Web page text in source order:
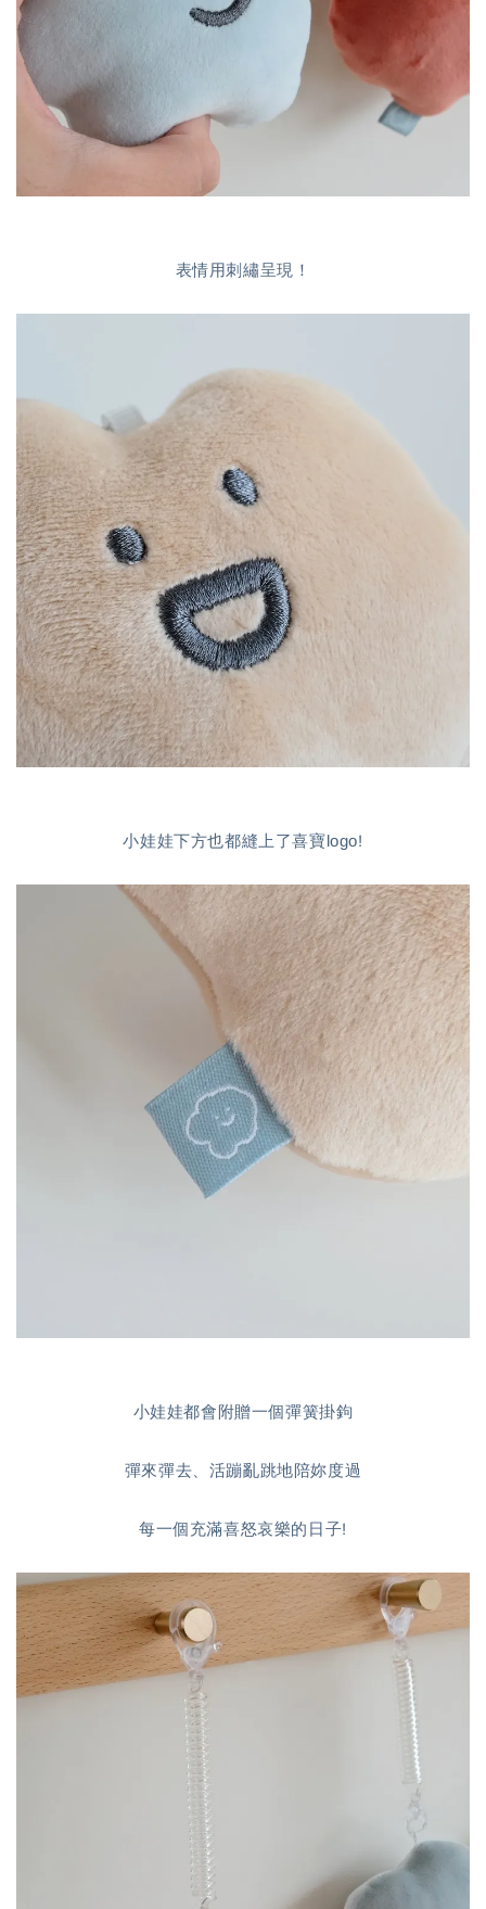
表情用刺繡呈現！
小娃娃下方也都縫上了喜寶logo!
小娃娃都會附贈一個彈簧掛鉤
彈來彈去、活蹦亂跳地陪妳度過
每一個充滿喜怒哀樂的日子!